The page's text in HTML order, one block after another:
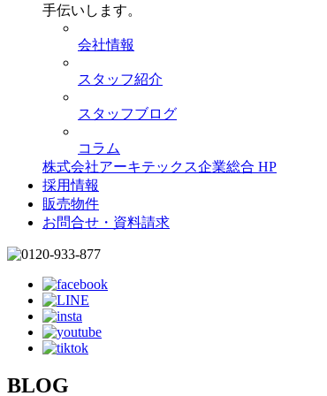
手伝いします。
会社情報
スタッフ紹介
スタッフブログ
コラム
株式会社アーキテックス企業総合 HP
採用情報
販売物件
お問合せ・資料請求
BLOG